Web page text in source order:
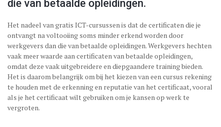
die van betaalde opleidingen.
Het nadeel van gratis ICT-cursussen is dat de certificaten die je
ontvangt na voltooiing soms minder erkend worden door
werkgevers dan die van betaalde opleidingen. Werkgevers hechten
vaak meer waarde aan certificaten van betaalde opleidingen,
omdat deze vaak uitgebreidere en diepgaandere training bieden.
Het is daarom belangrijk om bij het kiezen van een cursus rekening
te houden met de erkenning en reputatie van het certificaat, vooral
als je het certificaat wilt gebruiken om je kansen op werk te
vergroten.